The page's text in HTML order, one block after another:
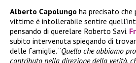
Alberto Capolungo ha precisato
vittime è intollerabile sentire
pensando di querelare Roberto Savi.
subito intervenuta spiegando di
delle famiglie. “Quello che abbiamo
contributo nella direzione della verità,